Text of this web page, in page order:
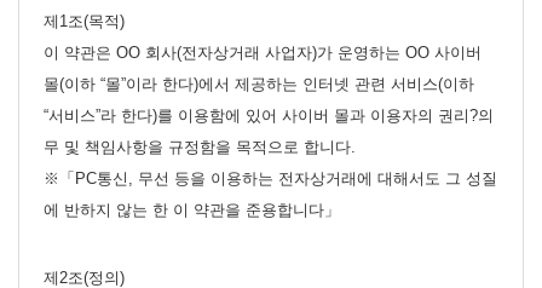
제1조(목적)
이 약관은 OO 회사(전자상거래 사업자)가 운영하는 OO 사이버
몰(이하 “몰”이라 한다)에서 제공하는 인터넷 관련 서비스(이하
“서비스”라 한다)를 이용함에 있어 사이버 몰과 이용자의 권리?의
무 및 책임사항을 규정함을 목적으로 합니다.
※「PC통신, 무선 등을 이용하는 전자상거래에 대해서도 그 성질
에 반하지 않는 한 이 약관을 준용합니다」
제2조(정의)